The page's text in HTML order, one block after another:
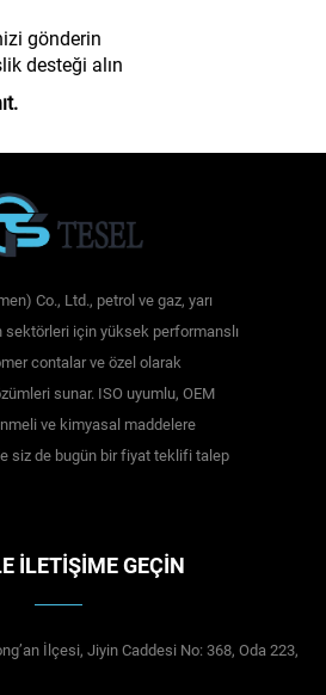
gönderin
desteği alın
Co., Ltd., petrol ve gaz, yarı
sektörleri için yüksek performanslı
contalar ve özel olarak
sunar. ISO uyumlu, OEM
ve kimyasal maddelere
siz de bugün bir fiyat teklifi talep
İLETIŞIME GEÇIN
İlçesi, Jiyin Caddesi No: 368, Oda 223,